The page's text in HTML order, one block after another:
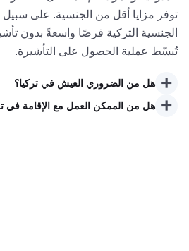
الميزانية والمزايا. الإقامة أقل تكلفةً
توفر مزايا أقل من الجنسية. على سبيل
الجنسية التركية فرصًا واسعةً بدون
تُبسّط عملية الحصول على التأشيرة.
+ هل من الضروري العيش في تركيا؟